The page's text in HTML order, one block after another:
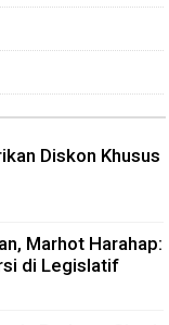
Diskon Khusus
Marhot Harahap:
di Legislatif